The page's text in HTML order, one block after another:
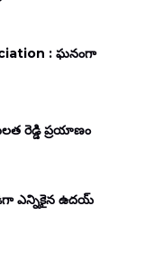
: ఘనంగా
రెడ్డి ప్రయాణం
ఎన్నికైన ఉదయ్